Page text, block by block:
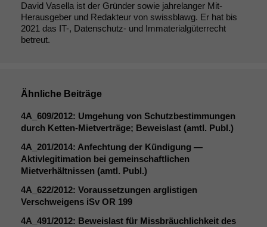
David Vasella ist der Gründer sowie jahrelanger Mit-
Herausgeber und Redakteur von swissblawg. Er hat bis
2021 das IT-, Datenschutz- und Immaterialgüterrecht
betreut.
Ähnliche Beiträge
4A_609/2012: Umgehung von Schutzbestimmungen
durch Ketten-Mietverträge; Beweislast (amtl. Publ.)
4A_201/2014: Anfechtung der Kündigung —
Aktivlegitimation bei gemeinschaftlichen
Mietverhältnissen (amtl. Publ.)
4A_622/2012: Voraussetzungen arglistigen
Verschweigens iSv OR 199
4A_491/2012: Beweislast für Missbräuchlichkeit des